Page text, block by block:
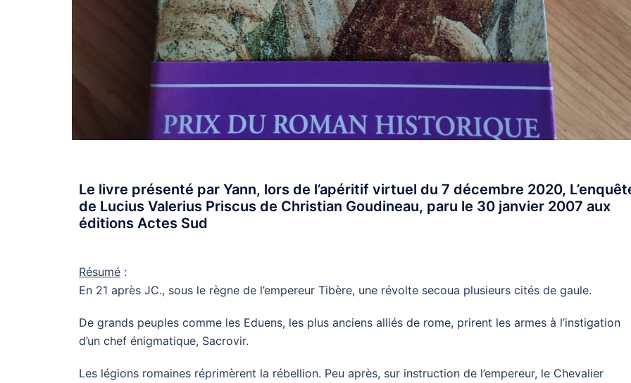
Le livre présenté par Yann, lors de l’apéritif virtuel du 7 décembre 2020,
de Lucius Valerius Priscus de Christian Goudineau, paru le 30 janvier 2007 aux
éditions Actes Sud
Résumé :
En 21 après JC., sous le règne de l’empereur Tibère, une révolte secoua plusieurs cités de gaule.
De grands peuples comme les Eduens, les plus anciens alliés de rome, prirent les armes à l’instigation
d’un chef énigmatique, Sacrovir.
Les légions romaines réprimèrent la rébellion. Peu après, sur instruction de l’empereur, le Chevalier